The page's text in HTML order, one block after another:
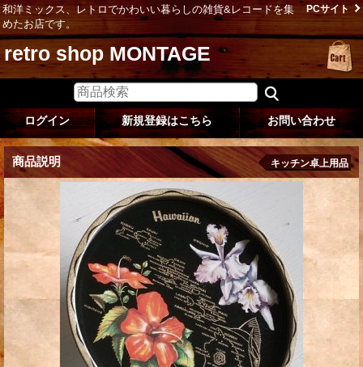
和洋ミックス、レトロでかわいい暮らしの雑貨&レコードを集
めたお店です。
PCサイト
retro shop MONTAGE
ログイン 新規登録はこちら お問い合わせ
商品説明 キッチン卓上用品